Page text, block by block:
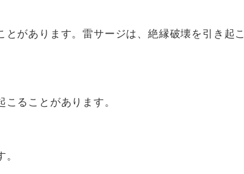
があります。雷サージは、絶縁破壊を引き起こ
ることがあります。